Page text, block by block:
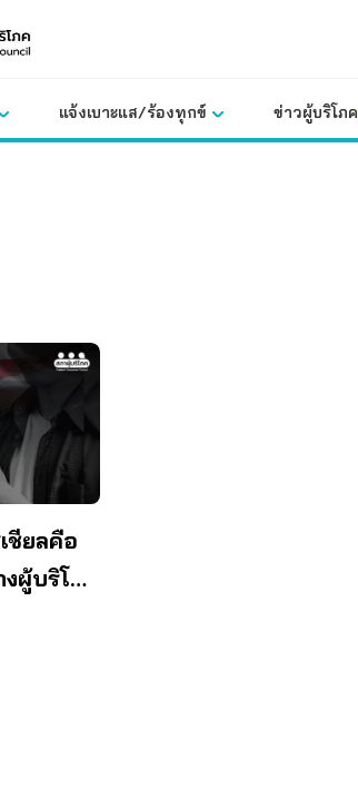
แจ้งเบาะแส/ร้องทุกข์ ข่าวผู้บริโภค
ชียลคือ
ผู้บริโภค